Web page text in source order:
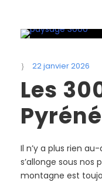
22 janvier 2026
Les
Il n’y a plus rien au-
s’allonge sous nos
montagne est